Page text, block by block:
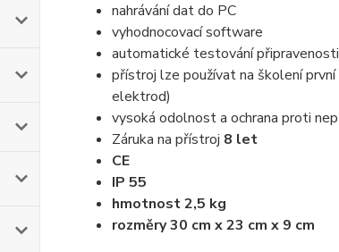
nahrávání dat do PC
vyhodnocovací software
automatické testování
přístroj lze používat na školení
elektrod)
vysoká odolnost a ochrana proti
Záruka na přístroj 8 let
CE
IP 55
hmotnost 2,5 kg
rozměry 30 cm x 23 cm x 9 cm